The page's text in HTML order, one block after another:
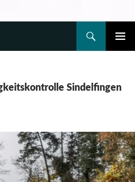
Sindelfingen